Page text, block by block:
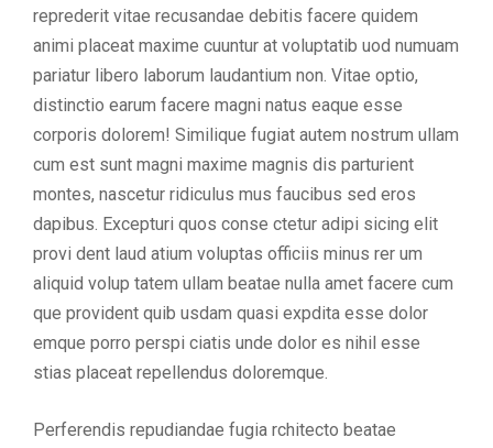
reprederit vitae recusandae debitis facere quidem
animi placeat maxime cuuntur at voluptatib uod numuam
pariatur libero laborum laudantium non. Vitae optio,
distinctio earum facere magni natus eaque esse
corporis dolorem! Similique fugiat autem nostrum ullam
cum est sunt magni maxime magnis dis parturient
montes, nascetur ridiculus mus faucibus sed eros
dapibus. Excepturi quos conse ctetur adipi sicing elit
provi dent laud atium voluptas officiis minus rer um
aliquid volup tatem ullam beatae nulla amet facere cum
que provident quib usdam quasi expdita esse dolor
emque porro perspi ciatis unde dolor es nihil esse
stias placeat repellendus doloremque.
Perferendis repudiandae fugia rchitecto beatae